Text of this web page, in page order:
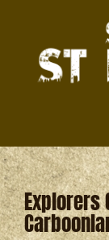
Explorers